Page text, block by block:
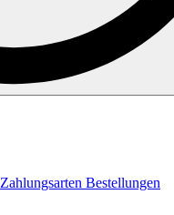
Zahlungsarten Bestellungen